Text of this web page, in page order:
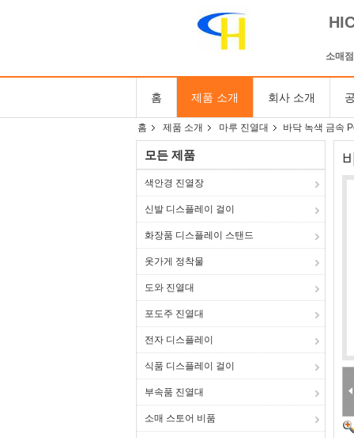
소매
홈 제품 소개 회사 소개
홈 제품 소개 마루 진열대 바닥 녹색 금속
모든 제품
색안경 진열장
신발 디스플레이 걸이
화장품 디스플레이 스탠드
옷가게 정착물
도와 진열대
포도주 진열대
전자 디스플레이
식품 디스플레이 걸이
부속품 진열대
소매 스토어 비품